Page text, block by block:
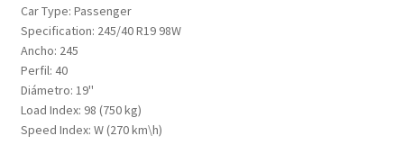
Car Type: Passenger
Specification: 245/40 R19 98W
Ancho: 245
Perfil: 40
Diámetro: 19''
Load Index: 98 (750 kg)
Speed Index: W (270 km\h)